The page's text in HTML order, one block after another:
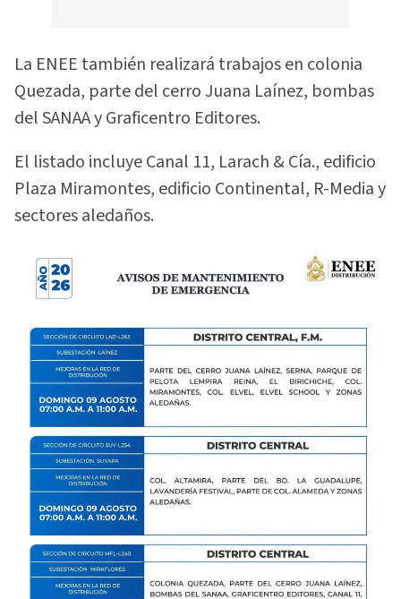
La ENEE también realizará trabajos en colonia
Quezada, parte del cerro Juana Laínez, bombas
del SANAA y Graficentro Editores.
El listado incluye Canal 11, Larach & Cía., edificio
Plaza Miramontes, edificio Continental, R-Media y
sectores aledaños.